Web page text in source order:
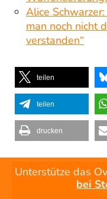
Alice
man noch nicht
verstanden“
teilen
teilen
drucken
Unterstützen
Unterstütze das
bei